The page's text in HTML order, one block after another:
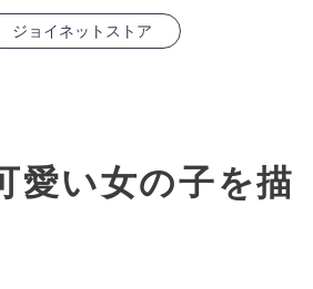
ジョイネットストア
愛い女の子を描